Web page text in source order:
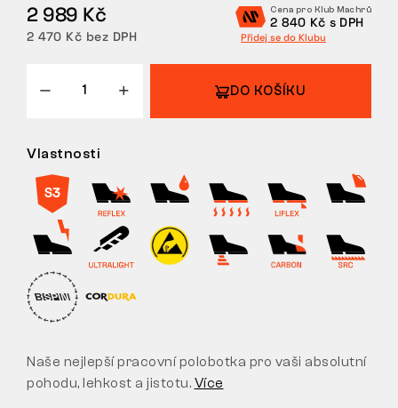
2 989 Kč
2 470 Kč bez DPH
Cena pro Klub Machrů
2 840 Kč s DPH
Přidej se do Klubu
DO KOŠÍKU
Vlastnosti
Naše nejlepší pracovní polobotka pro vaši absolutní
pohodu, lehkost a jistotu. Více